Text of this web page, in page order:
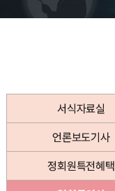
서식자료실
언론보도기사
정회원특전혜택